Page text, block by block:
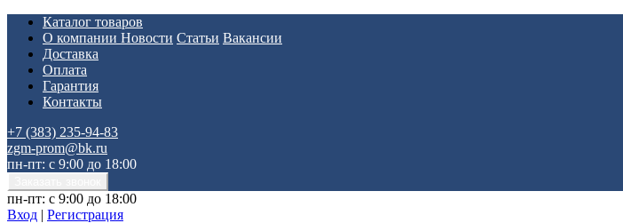
Каталог товаров
О компании Новости Статьи Вакансии
Доставка
Оплата
Гарантия
Контакты
+7 (383) 235-94-83
zgm-prom@bk.ru
пн-пт: с 9:00 до 18:00
пн-пт: с 9:00 до 18:00
Вход | Регистрация